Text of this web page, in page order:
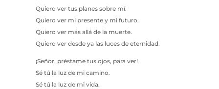
Quiero ver tus planes sobre mí.
Quiero ver mi presente y mi futuro.
Quiero ver más allá de la muerte.
Quiero ver desde ya las luces de eternidad.
¡Señor, préstame tus ojos, para ver!
Sé tú la luz de mi camino.
Sé tú la luz de mi vida.